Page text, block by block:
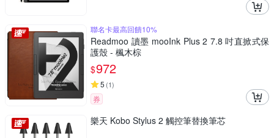
聯名卡最高回饋10%
Readmoo 讀墨 mooInk Plus 2 7.8 吋直掀式保
護殼 - 楓木棕
$972
5 (1)
券
樂天 Kobo Stylus 2 觸控筆替換筆芯